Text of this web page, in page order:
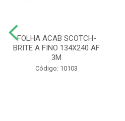
FOLHA ACAB SCOTCH-
BRITE A FINO 134X240 AF
3M
Código: 10103